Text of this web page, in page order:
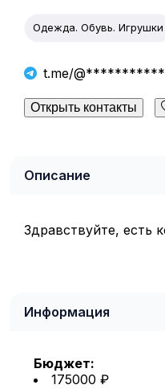
Одежда. Обувь. Игрушки
t.me/
Открыть контакты
Описание
Здравствуйте, есть
Информация
Бюджет:
175000 ₽